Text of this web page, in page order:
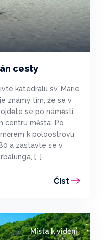
cesty
katedrálu sv. Marie
známý tím, že se v
se po náměstí
centru města. Po
k poloostrovu
a zastavte se v
[…]
Číst
Místa k vidění